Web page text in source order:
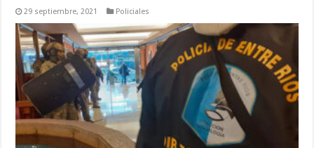
29 septiembre, 2021 Policiales